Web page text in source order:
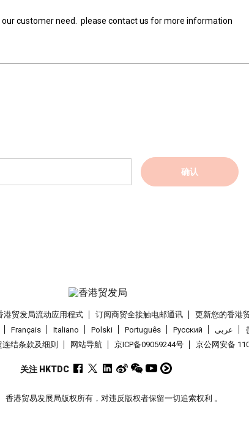
customer need. please contact us for more information
确认
港贸发局流动应用程式 订阅商贸全接触电邮通讯 更新您的香港
Français Italiano Polski Português Pусский عربى
连结条款及细则 网站导航 京ICP备09059244号 京公网安备
关注 HKTDC
香港贸易发展局版权所有，对违反版权者保留一切追索权利 。